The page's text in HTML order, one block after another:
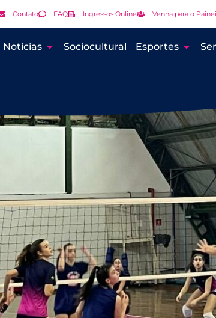
Contato FAQ Ingressos Online Venha para o
Notícias Sociocultural Esportes